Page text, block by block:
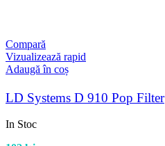
Compară
Vizualizează rapid
Adaugă în coș
LD Systems D 910 Pop Filter
In Stoc